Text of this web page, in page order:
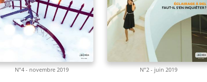
N°4 - novembre 2019 N°2 - juin 2019